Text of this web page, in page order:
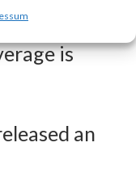
is
an